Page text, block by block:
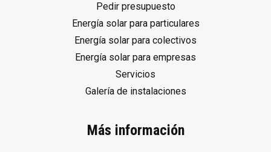
Pedir presupuesto
Energía solar para particulares
Energía solar para colectivos
Energía solar para empresas
Servicios
Galería de instalaciones
Más información